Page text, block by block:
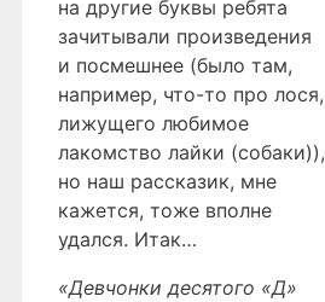
на другие буквы ребята
зачитывали произведения
и посмешнее (было там,
например, что-то про лося,
лижущего любимое
лакомство лайки (собаки)),
но наш рассказик, мне
кажется, тоже вполне
удался. Итак…
«Девчонки десятого «Д»